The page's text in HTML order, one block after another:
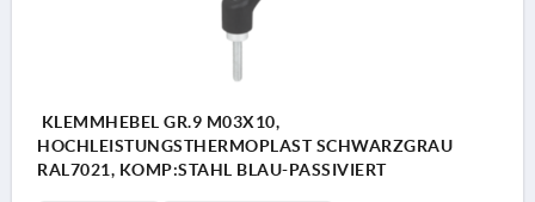
KLEMMHEBEL GR.9 M03X10,
HOCHLEISTUNGSTHERMOPLAST SCHWARZGRAU
RAL7021, KOMP:STAHL BLAU-PASSIVIERT